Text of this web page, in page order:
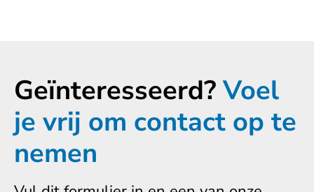
Geïnteresseerd?Voel
je vrij om contact op te
nemen